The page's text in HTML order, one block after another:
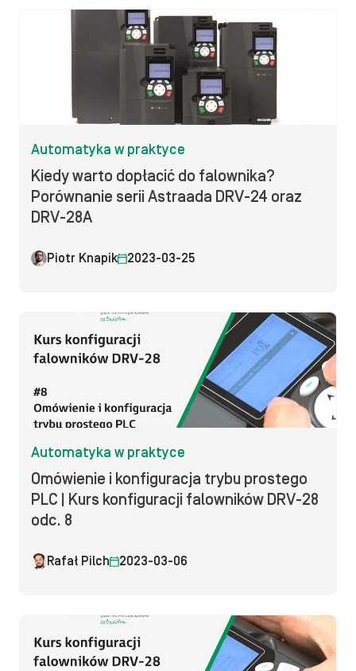
Automatyka w praktyce
Kiedy warto dopłacić do falownika?
Porównanie serii Astraada DRV-24 oraz
DRV-28A
Piotr Knapik 2023-03-25
Automatyka w praktyce
Omówienie i konfiguracja trybu prostego
PLC | Kurs konfiguracji falowników DRV-28
odc. 8
Rafał Pilch 2023-03-06